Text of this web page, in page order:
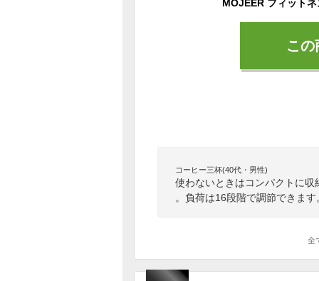
こ
コーヒー三杯(40代・男性)
使わないときはコンパクトに
。負荷は16段階で調節できます
全